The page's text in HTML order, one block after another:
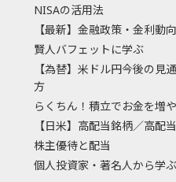
NISAの活用法
【最新】金融政策・金利動向
賢人バフェットに学ぶ
【為替】米ドル円今後の見
方
らくちん！積立でお金を増
【日米】高配当銘柄／高配
株主優待と配当
個人投資家・著名人から学